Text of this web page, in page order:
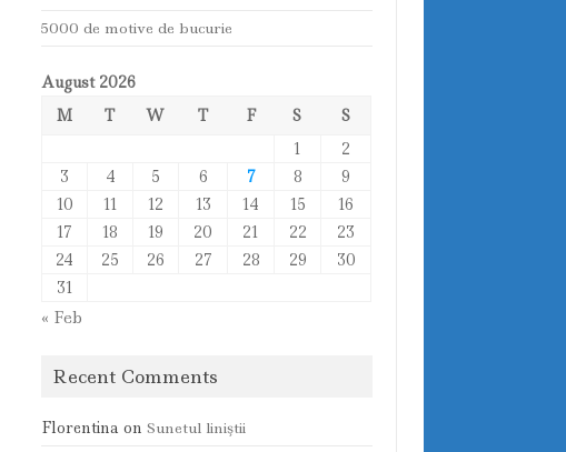
5000 de motive de bucurie
August 2026
M
T W T F S
S
1
2
3
4 5 6 7 8
9
10
11 12 13 14 15
16
17
18 19 20 21 22
23
24
25 26 27 28 29
30
31
« Feb
Recent Comments
Florentina onSunetul liniştii